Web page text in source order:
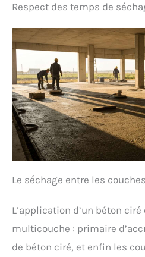
Respect des temps de
Le séchage entre les couches
L’application d’un béton
multicouche : primaire
de béton ciré, et enfin les